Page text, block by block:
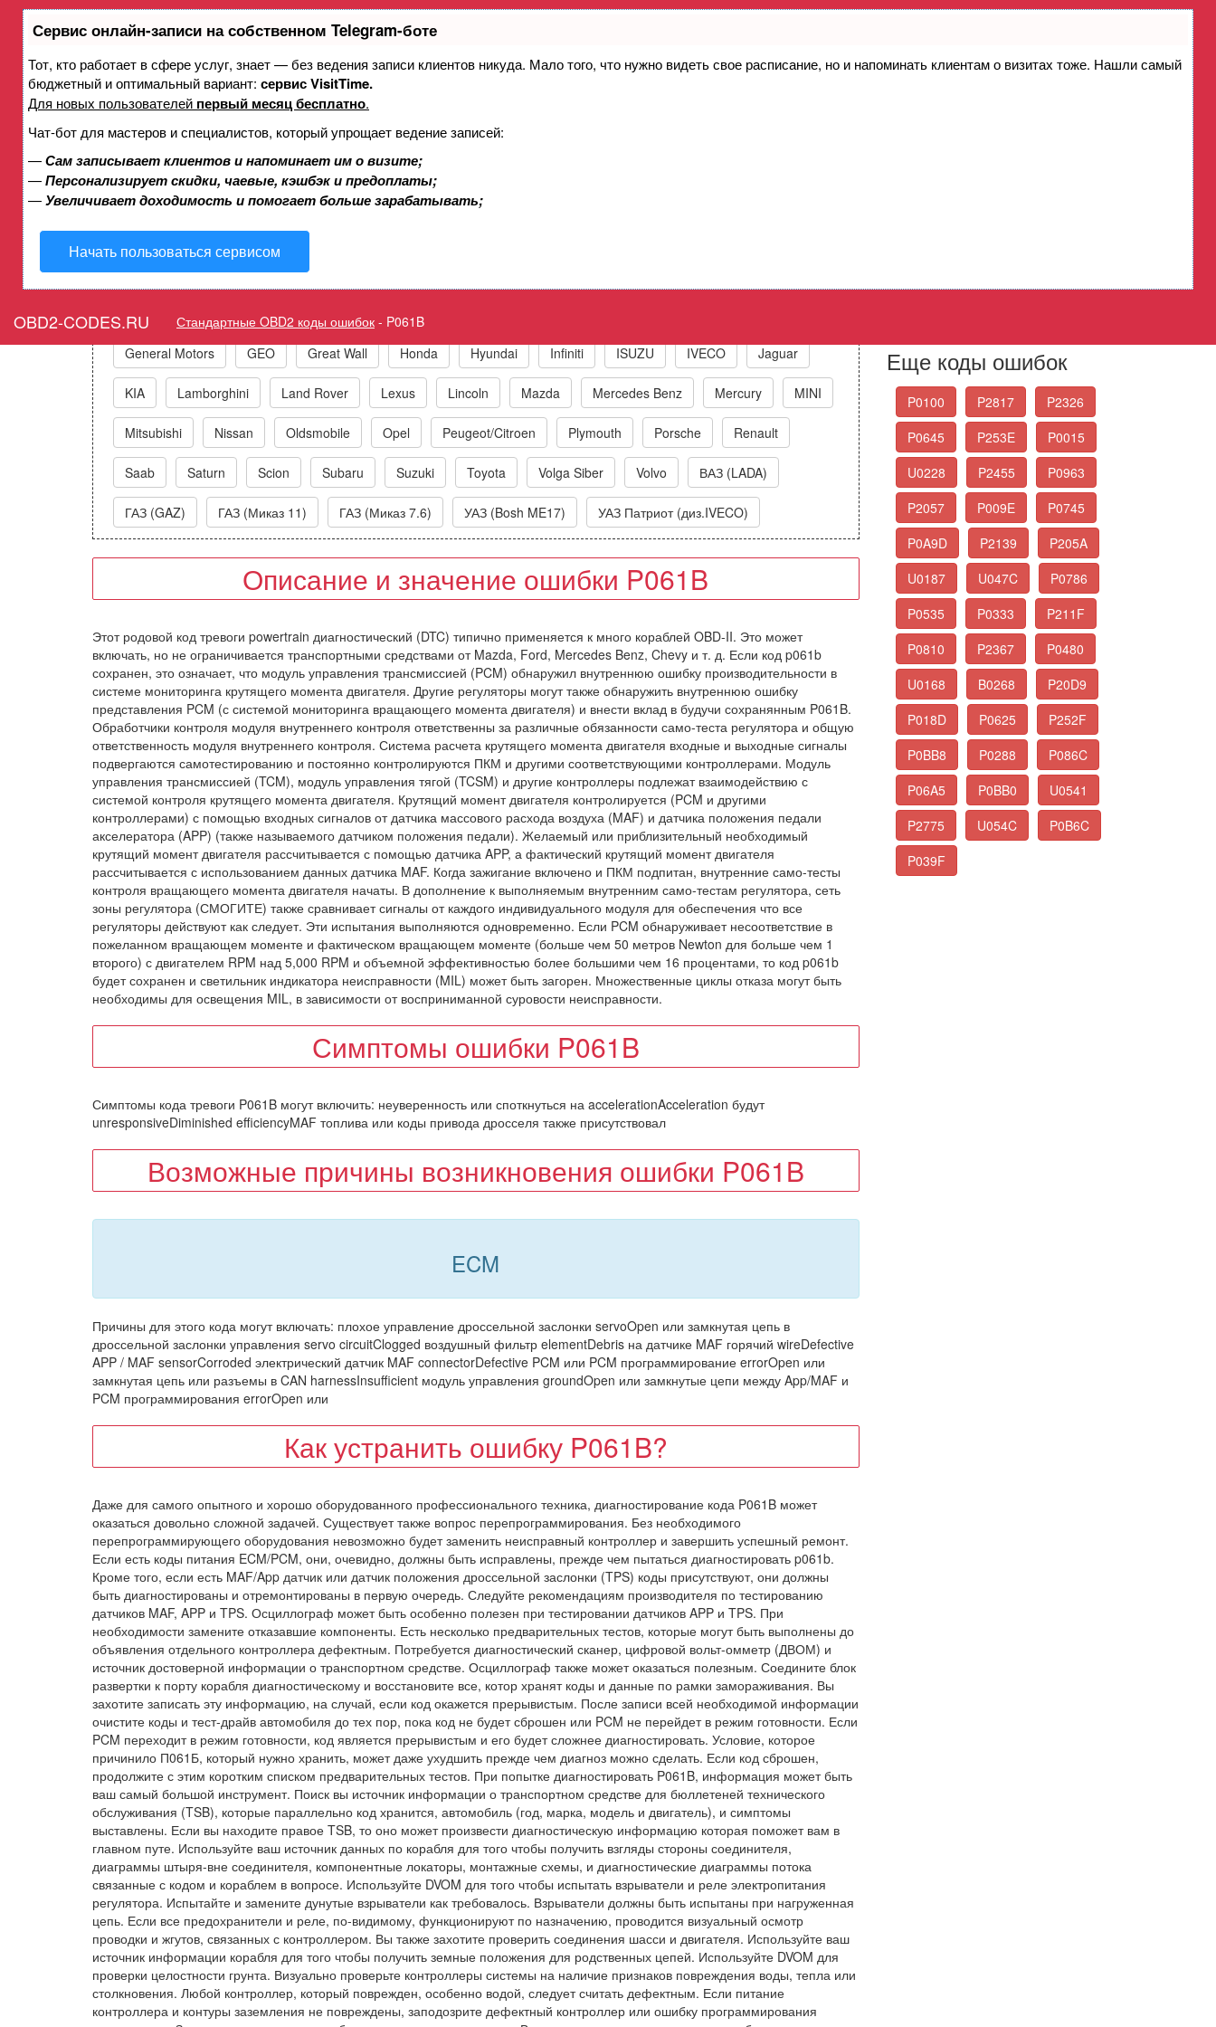
Сервис онлайн-записи на собственном Telegram-боте
Тот, кто работает в сфере услуг, знает — без ведения записи клиентов никуда. Мало того, что нужно видеть свое расписание, но и напоминать клиентам о визитах тоже. Нашли самый
бюджетный и оптимальный вариант: сервис VisitTime.
Для новых пользователей первый месяц бесплатно.
Чат-бот для мастеров и специалистов, который упрощает ведение записей:
—Сам записывает клиентов и напоминает им о визите;
—Персонализирует скидки, чаевые, кэшбэк и предоплаты;
—Увеличивает доходимость и помогает больше зарабатывать;
Начать пользоваться сервисом
OBD2-CODES.RU Стандартные OBD2 коды ошибок - P061B
Ошибка P061B Электронный блок управления двигателем, расчет крутящего момента двигателя -
Горит ошибка Check Engine P061B Internal Control Module Torque Calculation Performance
Коды ошибок по маркам автомобилей
Acura Audi/VW/Skoda/Seat
General Motors GEO Great Wall Honda Hyundai Infiniti ISUZU IVECO Jaguar
KIA Lamborghini Land Rover Lexus Lincoln Mazda Mercedes Benz Mercury MINI
Mitsubishi Nissan Oldsmobile Opel Peugeot/Citroen Plymouth Porsche Renault
Saab Saturn Scion Subaru Suzuki Toyota Volga Siber Volvo ВАЗ (LADA)
ГАЗ (GAZ) ГАЗ (Миказ 11) ГАЗ (Миказ 7.6) УАЗ (Bosh ME17) УАЗ Патриот (диз.IVECO)
Описание и значение ошибки P061B
Этот родовой код тревоги powertrain диагностический (DTC) типично применяется к много кораблей OBD-II. Это может
включать, но не ограничивается транспортными средствами от Mazda, Ford, Mercedes Benz, Chevy и т. д. Если код p061b
сохранен, это означает, что модуль управления трансмиссией (PCM) обнаружил внутреннюю ошибку производительности в
системе мониторинга крутящего момента двигателя. Другие регуляторы могут также обнаружить внутреннюю ошибку
представления PCM (с системой мониторинга вращающего момента двигателя) и внести вклад в будучи сохранянным P061B.
Обработчики контроля модуля внутреннего контроля ответственны за различные обязанности само-теста регулятора и общую
ответственность модуля внутреннего контроля. Система расчета крутящего момента двигателя входные и выходные сигналы
подвергаются самотестированию и постоянно контролируются ПКМ и другими соответствующими контроллерами. Модуль
управления трансмиссией (TCM), модуль управления тягой (TCSM) и другие контроллеры подлежат взаимодействию с
системой контроля крутящего момента двигателя. Крутящий момент двигателя контролируется (PCM и другими
контроллерами) с помощью входных сигналов от датчика массового расхода воздуха (MAF) и датчика положения педали
акселератора (APP) (также называемого датчиком положения педали). Желаемый или приблизительный необходимый
крутящий момент двигателя рассчитывается с помощью датчика APP, а фактический крутящий момент двигателя
рассчитывается с использованием данных датчика MAF. Когда зажигание включено и ПКМ подпитан, внутренние само-тесты
контроля вращающего момента двигателя начаты. В дополнение к выполняемым внутренним само-тестам регулятора, сеть
зоны регулятора (СМОГИТЕ) также сравнивает сигналы от каждого индивидуального модуля для обеспечения что все
регуляторы действуют как следует. Эти испытания выполняются одновременно. Если PCM обнаруживает несоответствие в
пожеланном вращающем моменте и фактическом вращающем моменте (больше чем 50 метров Newton для больше чем 1
второго) с двигателем RPM над 5,000 RPM и объемной эффективностью более большими чем 16 процентами, то код p061b
будет сохранен и светильник индикатора неисправности (MIL) может быть загорен. Множественные циклы отказа могут быть
необходимы для освещения MIL, в зависимости от восприниманной суровости неисправности.
Симптомы ошибки P061B
Симптомы кода тревоги P061B могут включить: неуверенность или споткнуться на accelerationAcceleration будут
unresponsiveDiminished efficiencyMAF топлива или коды привода дросселя также присутствовал
Возможные причины возникновения ошибки P061B
ECM
Причины для этого кода могут включать: плохое управление дроссельной заслонки servoOpen или замкнутая цепь в
дроссельной заслонки управления servo circuitClogged воздушный фильтр elementDebris на датчике MAF горячий wireDefective
APP / MAF sensorCorroded электрический датчик MAF connectorDefective PCM или PCM программирование errorOpen или
замкнутая цепь или разъемы в CAN harnessInsufficient модуль управления groundOpen или замкнутые цепи между App/MAF и
PCM программирования errorOpen или
Как устранить ошибку P061B?
Даже для самого опытного и хорошо оборудованного профессионального техника, диагностирование кода P061B может
оказаться довольно сложной задачей. Существует также вопрос перепрограммирования. Без необходимого
перепрограммирующего оборудования невозможно будет заменить неисправный контроллер и завершить успешный ремонт.
Если есть коды питания ECM/PCM, они, очевидно, должны быть исправлены, прежде чем пытаться диагностировать p061b.
Кроме того, если есть MAF/App датчик или датчик положения дроссельной заслонки (TPS) коды присутствуют, они должны
быть диагностированы и отремонтированы в первую очередь. Следуйте рекомендациям производителя по тестированию
датчиков MAF, APP и TPS. Осциллограф может быть особенно полезен при тестировании датчиков APP и TPS. При
необходимости замените отказавшие компоненты. Есть несколько предварительных тестов, которые могут быть выполнены до
объявления отдельного контроллера дефектным. Потребуется диагностический сканер, цифровой вольт-омметр (ДВОМ) и
источник достоверной информации о транспортном средстве. Осциллограф также может оказаться полезным. Соедините блок
развертки к порту корабля диагностическому и восстановите все, котор хранят коды и данные по рамки замораживания. Вы
захотите записать эту информацию, на случай, если код окажется прерывистым. После записи всей необходимой информации
очистите коды и тест-драйв автомобиля до тех пор, пока код не будет сброшен или PCM не перейдет в режим готовности. Если
PCM переходит в режим готовности, код является прерывистым и его будет сложнее диагностировать. Условие, которое
причинило П061Б, который нужно хранить, может даже ухудшить прежде чем диагноз можно сделать. Если код сброшен,
продолжите с этим коротким списком предварительных тестов. При попытке диагностировать P061B, информация может быть
ваш самый большой инструмент. Поиск вы источник информации о транспортном средстве для бюллетеней технического
обслуживания (TSB), которые параллельно код хранится, автомобиль (год, марка, модель и двигатель), и симптомы
выставлены. Если вы находите правое TSB, то оно может произвести диагностическую информацию которая поможет вам в
главном путе. Используйте ваш источник данных по корабля для того чтобы получить взгляды стороны соединителя,
диаграммы штыря-вне соединителя, компонентные локаторы, монтажные схемы, и диагностические диаграммы потока
связанные с кодом и кораблем в вопросе. Используйте DVOM для того чтобы испытать взрыватели и реле электропитания
регулятора. Испытайте и замените дунутые взрыватели как требовалось. Взрыватели должны быть испытаны при нагруженная
цепь. Если все предохранители и реле, по-видимому, функционируют по назначению, проводится визуальный осмотр
проводки и жгутов, связанных с контроллером. Вы также захотите проверить соединения шасси и двигателя. Используйте ваш
источник информации корабля для того чтобы получить земные положения для родственных цепей. Используйте DVOM для
проверки целостности грунта. Визуально проверьте контроллеры системы на наличие признаков повреждения воды, тепла или
столкновения. Любой контроллер, который поврежден, особенно водой, следует считать дефектным. Если питание
контроллера и контуры заземления не повреждены, заподозрите дефектный контроллер или ошибку программирования
Еще коды ошибок
P0100 P2817
P2326
P0645
P253E
P0015
U0228
P2455
P0963
P2057
P009E
P0745
P0A9D
P2139
P205A
U0187
U047C
P0786
P0535
P0333
P211F
P0810
P2367
P0480
U0168
B0268
P20D9
P018D
P0625
P252F
P0BB8
P0288
P086C
P06A5
P0BB0
U0541
P2775
U054C
P0B6C
P039F